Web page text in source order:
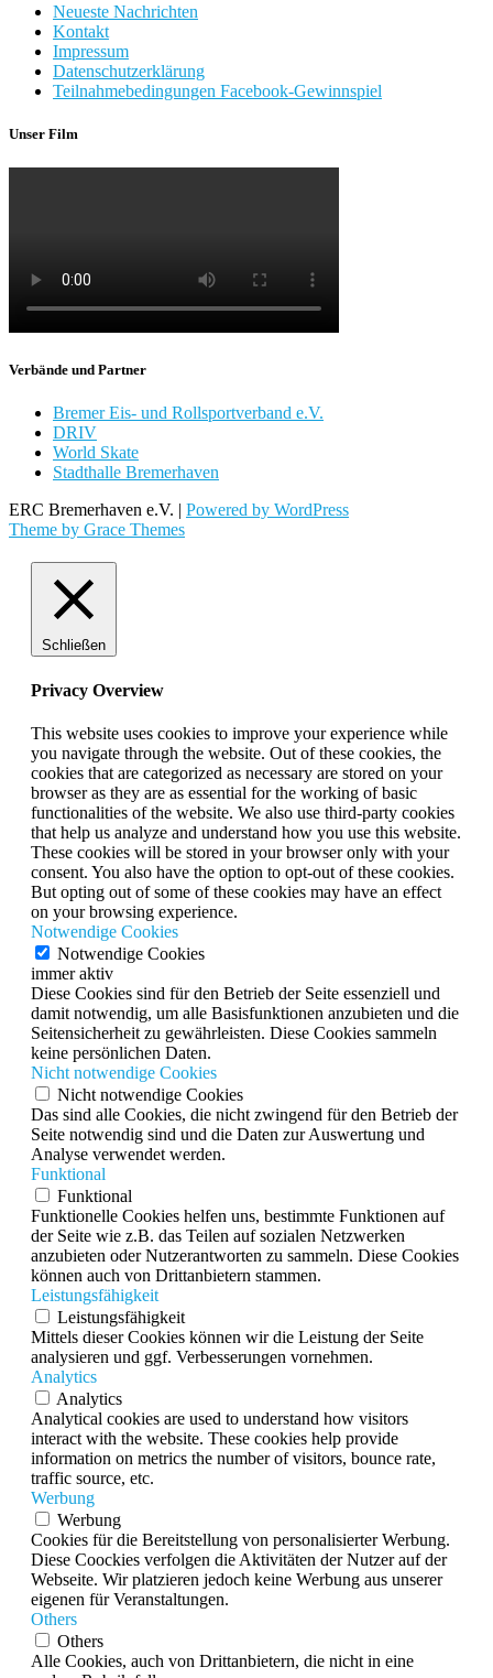
Neueste Nachrichten
Kontakt
Impressum
Datenschutzerklärung
Teilnahmebedingungen Facebook-Gewinnspiel
Unser Film
Verbände und Partner
Bremer Eis- und Rollsportverband e.V.
DRIV
World Skate
Stadthalle Bremerhaven
ERC Bremerhaven e.V. | Powered by WordPress
Theme by Grace Themes
Schließen
Privacy Overview
This website uses cookies to improve your experience while
you navigate through the website. Out of these cookies, the
cookies that are categorized as necessary are stored on your
browser as they are as essential for the working of basic
functionalities of the website. We also use third-party cookies
that help us analyze and understand how you use this website.
These cookies will be stored in your browser only with your
consent. You also have the option to opt-out of these cookies.
But opting out of some of these cookies may have an effect
on your browsing experience.
Notwendige Cookies
Notwendige Cookies
immer aktiv
Diese Cookies sind für den Betrieb der Seite essenziell und
damit notwendig, um alle Basisfunktionen anzubieten und die
Seitensicherheit zu gewährleisten. Diese Cookies sammeln
keine persönlichen Daten.
Nicht notwendige Cookies
Nicht notwendige Cookies
Das sind alle Cookies, die nicht zwingend für den Betrieb der
Seite notwendig sind und die Daten zur Auswertung und
Analyse verwendet werden.
Funktional
Funktional
Funktionelle Cookies helfen uns, bestimmte Funktionen auf
der Seite wie z.B. das Teilen auf sozialen Netzwerken
anzubieten oder Nutzerantworten zu sammeln. Diese Cookies
können auch von Drittanbietern stammen.
Leistungsfähigkeit
Leistungsfähigkeit
Mittels dieser Cookies können wir die Leistung der Seite
analysieren und ggf. Verbesserungen vornehmen.
Analytics
Analytics
Analytical cookies are used to understand how visitors
interact with the website. These cookies help provide
information on metrics the number of visitors, bounce rate,
traffic source, etc.
Werbung
Werbung
Cookies für die Bereitstellung von personalisierter Werbung.
Diese Coockies verfolgen die Aktivitäten der Nutzer auf der
Webseite. Wir platzieren jedoch keine Werbung aus unserer
eigenen für Veranstaltungen.
Others
Others
Alle Cookies, auch von Drittanbietern, die nicht in eine